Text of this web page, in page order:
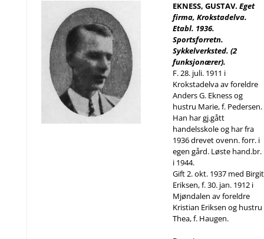
EKNESS, GUSTAV. Eget
firma, Krokstadelva.
Etabl. 1936.
Sportsforretn.
Sykkelverksted. (2
funksjonærer).
F. 28. juli. 1911 i
Krokstadelva av foreldre
Anders G. Ekness og
hustru Marie, f. Pedersen.
Han har gj.gått
handelsskole og har fra
1936 drevet ovenn. forr. i
egen gård. Løste hand.br.
i 1944.
Gift 2. okt. 1937 med Birgit
Eriksen, f. 30. jan. 1912 i
Mjøndalen av foreldre
Kristian Eriksen og hustru
Thea, f. Haugen.